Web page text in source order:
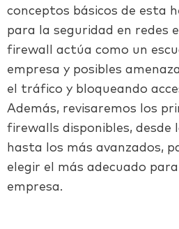
conceptos básicos de esta
para la seguridad en redes
firewall actúa como un
empresa y posibles
el tráfico y bloqueando
Además, revisaremos los
firewalls disponibles, desde
hasta los más avanzados,
elegir el más adecuado
empresa.